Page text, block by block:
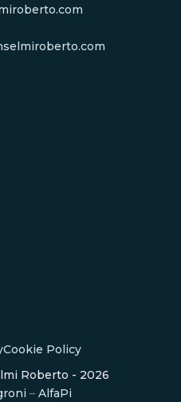
Cookie Policy
Roberto - 2026
–AlfaPi